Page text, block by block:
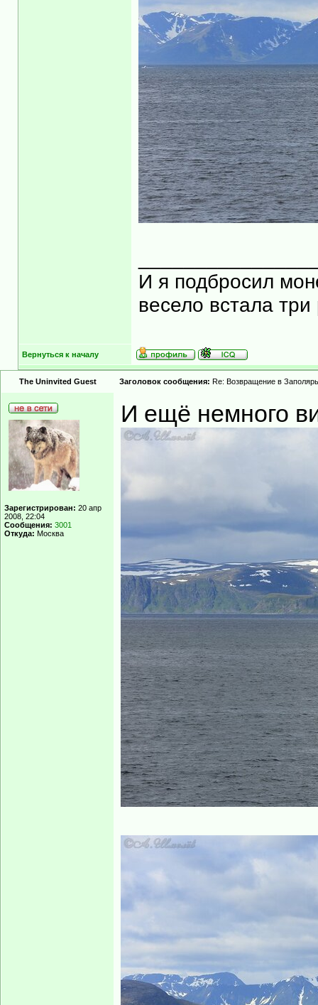
И я подбросил
весело встала
Вернуться к началу
The Uninvited Guest Заголовок сообщения: Re: Возвращение в
Зарегистрирован: 20 апр
2008, 22:04
Сообщения: 3001
Откуда: Москва
И ещё немного